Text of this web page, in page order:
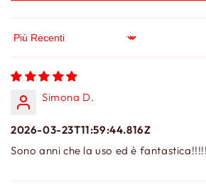
Sort by
Simona D.
2026-03-23T11:59:44.816Z
Sono anni che la uso ed è fantastica!!!!!